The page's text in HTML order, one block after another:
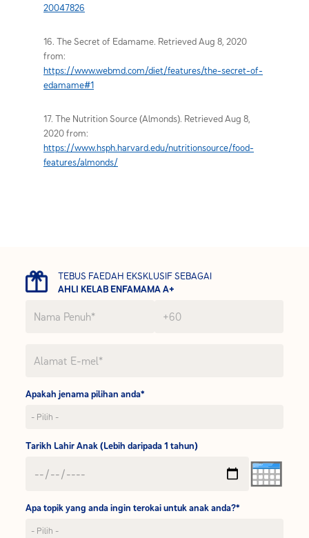
20047826
16. The Secret of Edamame. Retrieved Aug 8, 2020
from:
https://www.webmd.com/diet/features/the-secret-of-
edamame#1
17. The Nutrition Source (Almonds). Retrieved Aug 8,
2020 from:
https://www.hsph.harvard.edu/nutritionsource/food-
features/almonds/
TEBUS FAEDAH EKSKLUSIF SEBAGAI
AHLI KELAB ENFAMAMA A+
Apakah jenama pilihan anda*
Tarikh Lahir Anak (Lebih daripada 1 tahun)
Apa topik yang anda ingin terokai untuk anak anda?*